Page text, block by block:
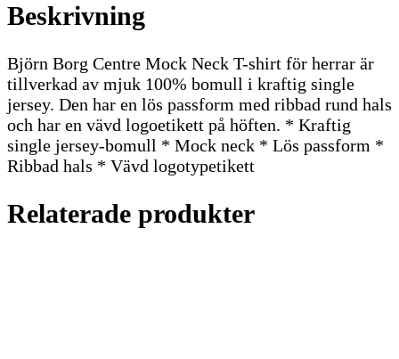
Beskrivning
Björn Borg Centre Mock Neck T-shirt för herrar är
tillverkad av mjuk 100% bomull i kraftig single
jersey. Den har en lös passform med ribbad rund hals
och har en vävd logoetikett på höften. * Kraftig
single jersey-bomull * Mock neck * Lös passform *
Ribbad hals * Vävd logotypetikett
Relaterade produkter